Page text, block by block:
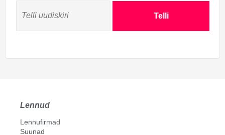
Telli
Lennud
Lennufirmad
Suunad